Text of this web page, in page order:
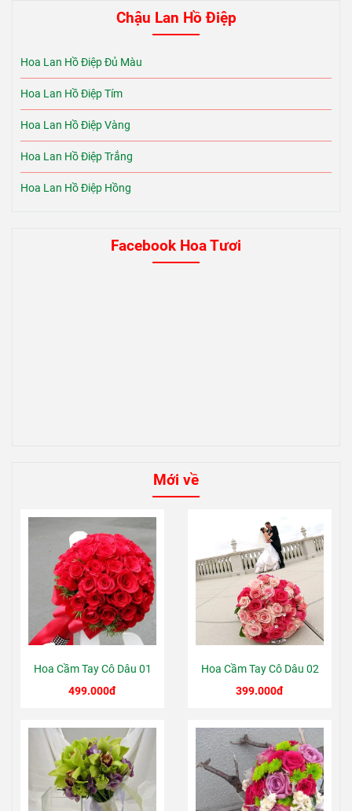
Chậu Lan Hồ Điệp
Hoa Lan Hồ Điệp Đủ Màu
Hoa Lan Hồ Điệp Tím
Hoa Lan Hồ Điệp Vàng
Hoa Lan Hồ Điệp Trắng
Hoa Lan Hồ Điệp Hồng
Facebook Hoa Tươi
Mới về
Hoa Cầm Tay Cô Dâu 01
499.000đ
Hoa Cầm Tay Cô Dâu 02
399.000đ